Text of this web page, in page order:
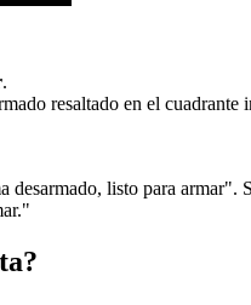
.
desarmado, listo para armar".